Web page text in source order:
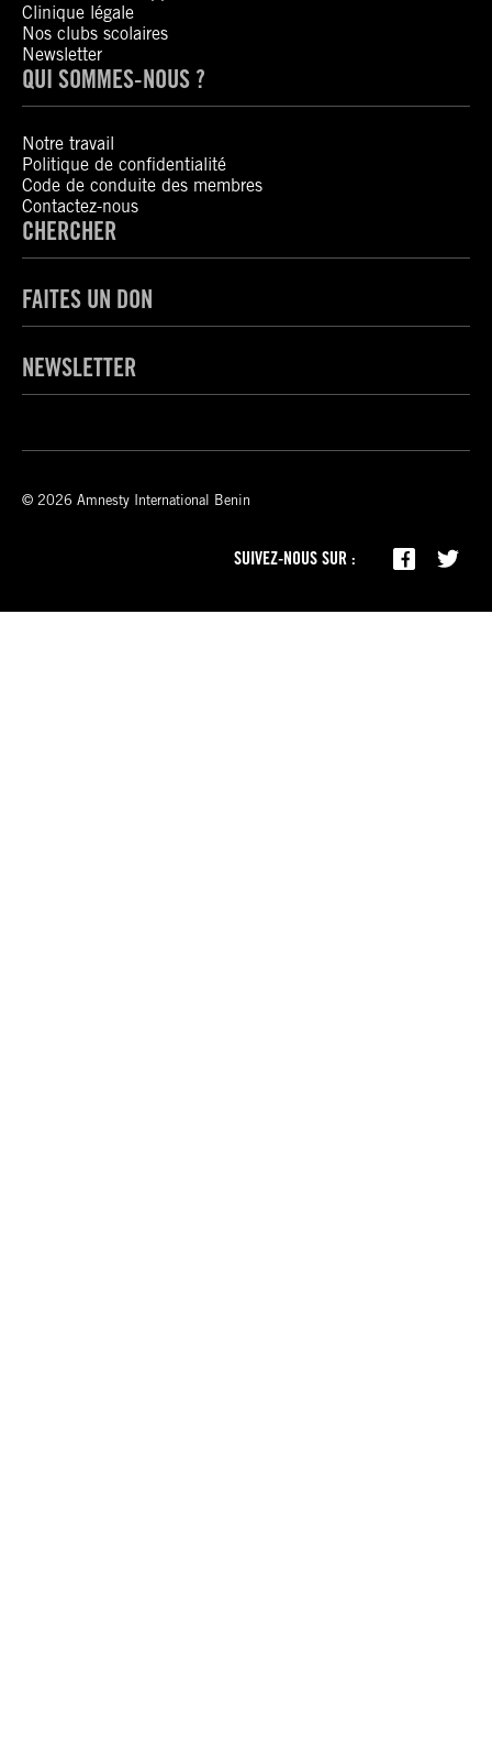
Clinique légale
Nos clubs scolaires
Newsletter
QUI SOMMES-NOUS ?
Notre travail
Politique de confidentialité
Code de conduite des membres
Contactez-nous
CHERCHER
FAITES UN DON
NEWSLETTER
© 2026 Amnesty International Benin
SUIVEZ-NOUS SUR :